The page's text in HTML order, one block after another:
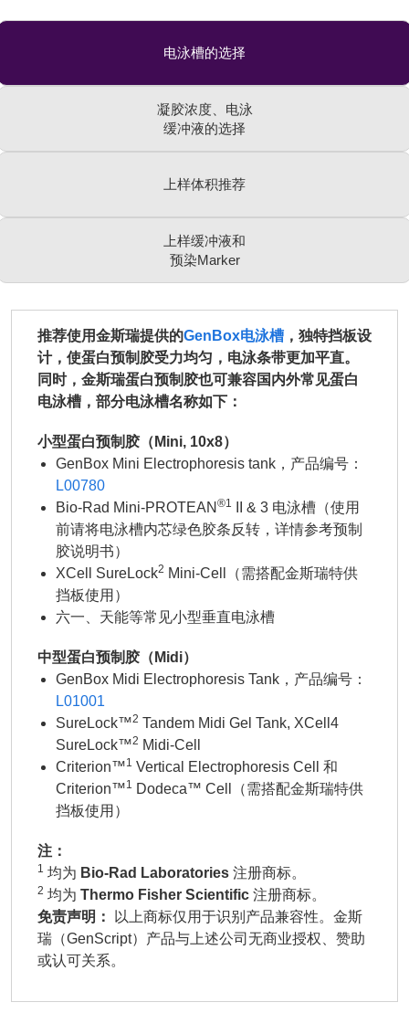
电泳槽的选择
凝胶浓度、电泳
缓冲液的选择
上样体积推荐
上样缓冲液和
预染Marker
推荐使用金斯瑞提供的GenBox电泳槽 ，独特挡板设
计，使蛋白预制胶受力均匀，电泳条带更加平直。
同时，金斯瑞蛋白预制胶也可兼容国内外常见蛋白
电泳槽，部分电泳槽名称如下：
小型蛋白预制胶（Mini, 10x8）
GenBox Mini Electrophoresis tank，产品编号：
L00780
Bio-Rad Mini-PROTEAN ®1
II & 3 电泳槽（使用
前请将电泳槽内芯绿色胶条反转，详情参考预制
胶说明书）
XCell SureLock2 Mini-Cell（需搭配金斯瑞特供
挡板使用）
六一、天能等常见小型垂直电泳槽
中型蛋白预制胶（Midi）
GenBox Midi Electrophoresis Tank，产品编号：
L01001
SureLock™2 Tandem Midi Gel Tank, XCell4
SureLock™2 Midi-Cell
Criterion™1 Vertical Electrophoresis Cell 和
Criterion™1
Dodeca™ Cell（需搭配金斯瑞特供
挡板使用）
注：
1 均为 Bio-Rad Laboratories 注册商标。
2 均为 Thermo Fisher Scientific 注册商标。
免责声明：
以上商标仅用于识别产品兼容性。金斯
瑞（GenScript）产品与上述公司无商业授权、赞助
或认可关系。